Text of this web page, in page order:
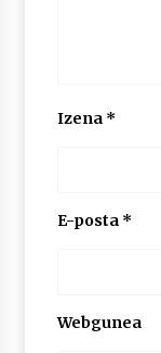
Izena *
E-posta *
Webgunea